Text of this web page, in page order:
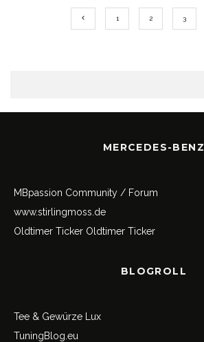
1 2 3
MERCEDES-BENZ
MBpassion Community / Forum
www.stirlingmoss.de
Oldtimer Ticker Oldtimer Ticker
BLOGROLL
Tee & Gewürze Lux
TuningBlog.eu